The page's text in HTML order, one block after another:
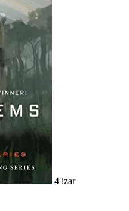
4 izar